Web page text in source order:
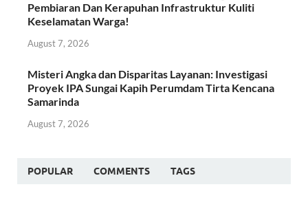
Pembiaran Dan Kerapuhan Infrastruktur Kuliti
Keselamatan Warga!
August 7, 2026
Misteri Angka dan Disparitas Layanan: Investigasi
Proyek IPA Sungai Kapih Perumdam Tirta Kencana
Samarinda
August 7, 2026
POPULAR COMMENTS TAGS